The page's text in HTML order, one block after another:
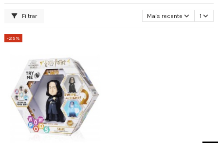
Filtrar Mais recente 1
-25%